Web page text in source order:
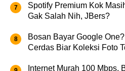
Spotify Premium Kok
Gak Salah Nih, JBers?
Bosan Bayar Google
Cerdas Biar Koleksi Foto
Internet Murah 100 Mbps,